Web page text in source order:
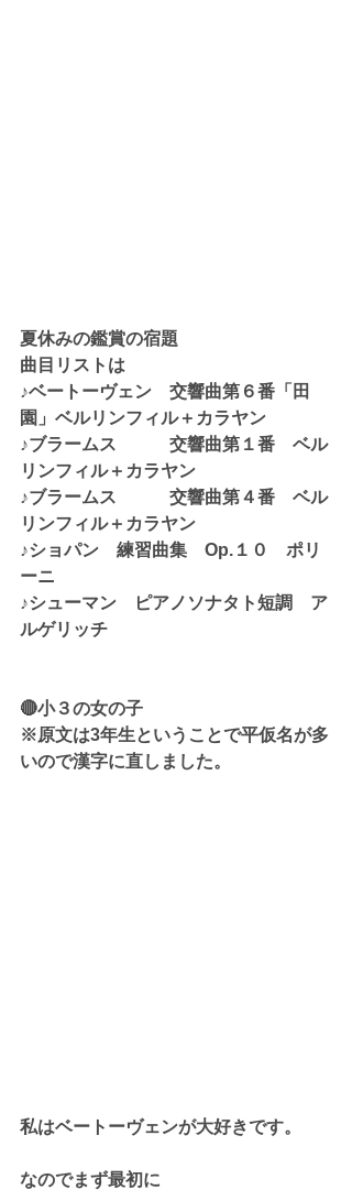
夏休みの鑑賞の宿題
曲目リストは
♪ベートーヴェン　交響曲第６番「田
園」ベルリンフィル＋カラヤン
♪ブラームス　　　交響曲第１番　ベル
リンフィル＋カラヤン
♪ブラームス　　　交響曲第４番　ベル
リンフィル＋カラヤン
♪ショパン　練習曲集　Op.１０　ポリ
ーニ
♪シューマン　ピアノソナタト短調　ア
ルゲリッチ
🔴小３の女の子
※原文は3年生ということで平仮名が多
いので漢字に直しました。
私はベートーヴェンが大好きです。
なのでまず最初に